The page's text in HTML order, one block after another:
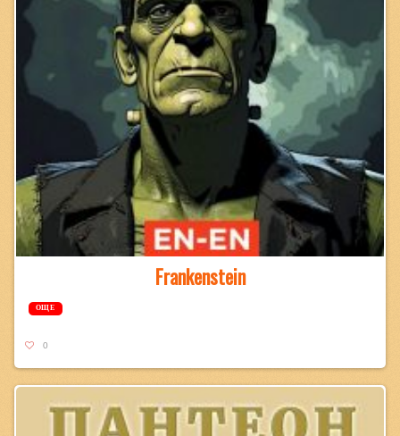
Frankenstein
ОЩЕ
0